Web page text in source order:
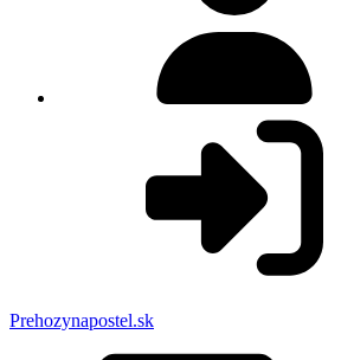
Prehozynapostel.sk